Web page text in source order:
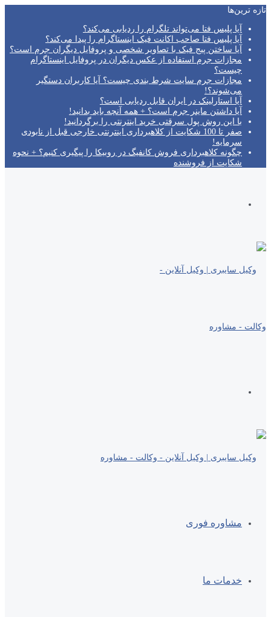
تازه‌ ترین‌ها
آیا پلیس فتا می‌تواند تلگرام را ردیابی می‌کند؟
آیا پلیس فتا صاحب اکانت فیک اینستاگرام را پیدا می‌کند؟
آیا ساختن پیج فیک با تصاویر شخصی و پروفایل دیگران جرم است؟
مجازات جرم استفاده از عکس دیگران در پروفایل اینستاگرام
چیست؟
مجازات جرم سایت شرط بندی چیست؟ آیا کاربران دستگیر
می‌شوند؟!
آیا استارلینک در ایران قابل ردیابی است؟
آیا داشتن ماینر جرم است؟ + همه آنچه باید بدانید!
با این روش پول سرقتی خرید اینترنتی را برگردانید!
صفر تا 100 شکایت از کلاهبرداری اینترنتی خارجی قبل از نابودی
سرمایه!
چگونه کلاهبرداری فروش کانفیگ در روبیکا را پیگیری کنیم؟ + نحوه
شکایت از فروشنده
مشاوره فوری
خدمات ما